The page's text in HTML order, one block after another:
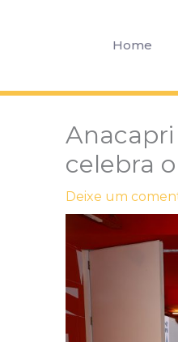
Home
celebra
Deixe um